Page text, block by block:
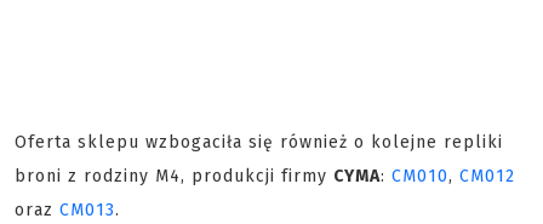
Oferta sklepu wzbogaciła się również o kolejne repliki
broni z rodziny M4, produkcji firmy CYMA: CM010, CM012
oraz CM013.